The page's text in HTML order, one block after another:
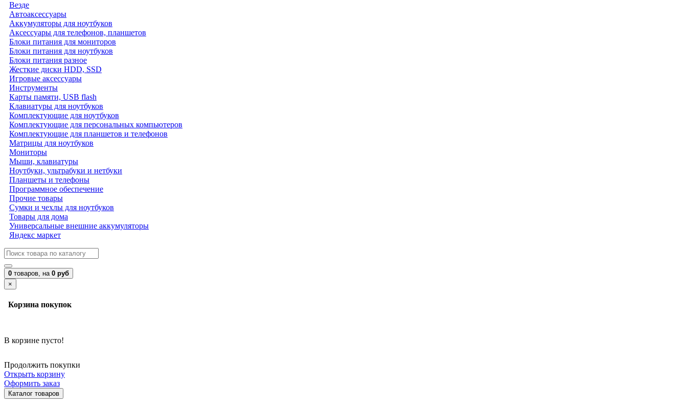
Везде
Автоаксессуары
Аккумуляторы для ноутбуков
Аксессуары для телефонов, планшетов
Блоки питания для мониторов
Блоки питания для ноутбуков
Блоки питания разное
Жесткие диски HDD, SSD
Игровые аксессуары
Инструменты
Карты памяти, USB flash
Клавиатуры для ноутбуков
Комплектующие для ноутбуков
Комплектующие для персональных компьютеров
Комплектующие для планшетов и телефонов
Матрицы для ноутбуков
Мониторы
Мыши, клавиатуры
Ноутбуки, ультрабуки и нетбуки
Планшеты и телефоны
Программное обеспечение
Прочие товары
Сумки и чехлы для ноутбуков
Товары для дома
Универсальные внешние аккумуляторы
Яндекс маркет
0 товаров, на 0 руб
×
Корзина покупок
В корзине пусто!
Продолжить покупки
Открыть корзину
Оформить заказ
Каталог товаров